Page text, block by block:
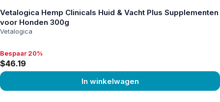
Vetalogica Hemp Clinicals Huid & Vacht Plus Supplementen
voor Honden 300g
Vetalogica
Bespaar 20%, $46.19
Bespaar 20%
$46.19
In winkelwagen